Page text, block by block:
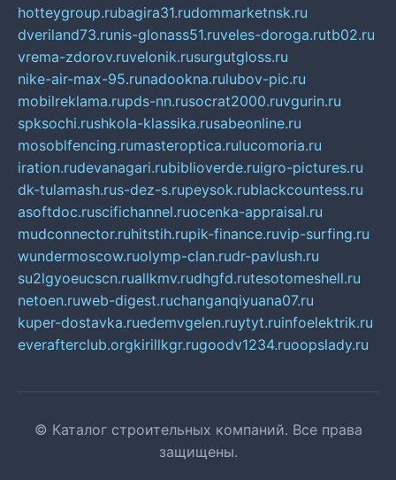
hotteygroup.rubagira31.rudommarketnsk.ru
dveriland73.runis-glonass51.ruveles-doroga.rutb02.ru
vrema-zdorov.ruvelonik.rusurgutgloss.ru
nike-air-max-95.runadookna.rulubov-pic.ru
mobilreklama.rupds-nn.rusocrat2000.ruvgurin.ru
spksochi.rushkola-klassika.rusabeonline.ru
mosoblfencing.rumasteroptica.rulucomoria.ru
iration.rudevanagari.rubiblioverde.ruigro-pictures.ru
dk-tulamash.rus-dez-s.rupeysok.rublackcountess.ru
asoftdoc.ruscifichannel.ruocenka-appraisal.ru
mudconnector.ruhitstih.rupik-finance.ruvip-surfing.ru
wundermoscow.ruolymp-clan.rudr-pavlush.ru
su2lgyoeucscn.ruallkmv.rudhgfd.rutesotomeshell.ru
netoen.ruweb-digest.ruchanganqiyuana07.ru
kuper-dostavka.ruedemvgelen.ruytyt.ruinfoelektrik.ru
everafterclub.orgkirillkgr.rugoodv1234.ruoopslady.ru
© Каталог строительных компаний. Все права
защищены.